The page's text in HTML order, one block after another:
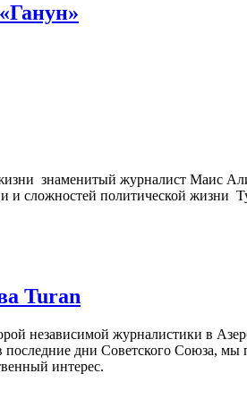
знаменитый журналист Маис
сложностей политической жизни
Turan
независимой журналистики в
дни Советского Союза,
интерес.